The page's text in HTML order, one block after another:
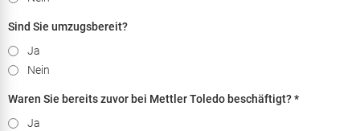
Sind Sie umzugsbereit?
Ja
Nein
Waren Sie bereits zuvor bei Mettler Toledo beschäftigt?*
Ja